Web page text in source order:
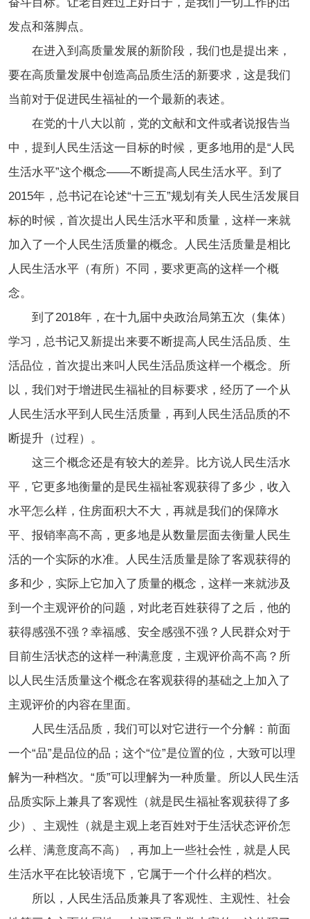
发点和落脚点。
在进入到高质量发展的新阶段，我们也是提出来，
要在高质量发展中创造高品质生活的新要求，这是我们
当前对于促进民生福祉的一个最新的表述。
在党的十八大以前，党的文献和文件或者说报告当
中，提到人民生活这一目标的时候，更多地用的是“人民
生活水平”这个概念——不断提高人民生活水平。到了
2015年，总书记在论述“十三五”规划有关人民生活发展目
标的时候，首次提出人民生活水平和质量，这样一来就
加入了一个人民生活质量的概念。人民生活质量是相比
人民生活水平（有所）不同，要求更高的这样一个概
念。
到了2018年，在十九届中央政治局第五次（集体）
学习，总书记又新提出来要不断提高人民生活品质、生
活品位，首次提出来叫人民生活品质这样一个概念。所
以，我们对于增进民生福祉的目标要求，经历了一个从
人民生活水平到人民生活质量，再到人民生活品质的不
断提升（过程）。
这三个概念还是有较大的差异。比方说人民生活水
平，它更多地衡量的是民生福祉客观获得了多少，收入
水平怎么样，住房面积大不大，再就是我们的保障水
平、报销率高不高，更多地是从数量层面去衡量人民生
活的一个实际的水准。人民生活质量是除了客观获得的
多和少，实际上它加入了质量的概念，这样一来就涉及
到一个主观评价的问题，对此老百姓获得了之后，他的
获得感强不强？幸福感、安全感强不强？人民群众对于
目前生活状态的这样一种满意度，主观评价高不高？所
以人民生活质量这个概念在客观获得的基础之上加入了
主观评价的内容在里面。
人民生活品质，我们可以对它进行一个分解：前面
一个“品”是品位的品；这个“位”是位置的位，大致可以理
解为一种档次。“质”可以理解为一种质量。所以人民生活
品质实际上兼具了客观性（就是民生福祉客观获得了多
少）、主观性（就是主观上老百姓对于生活状态评价怎
么样、满意度高不高），再加上一些社会性，就是人民
生活水平在比较语境下，它属于一个什么样的档次。
所以，人民生活品质兼具了客观性、主观性、社会